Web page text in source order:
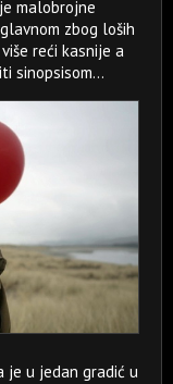
malobrojne
zbog loših
reći kasnije a
sinopsisom...
je u jedan gradić u